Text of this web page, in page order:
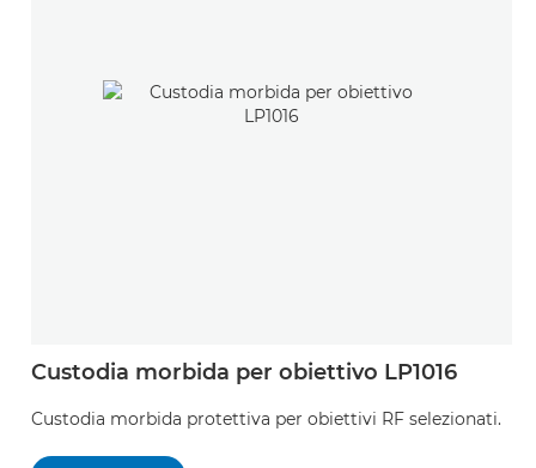
Custodia morbida per obiettivo LP1016
Custodia morbida protettiva per obiettivi RF selezionati.